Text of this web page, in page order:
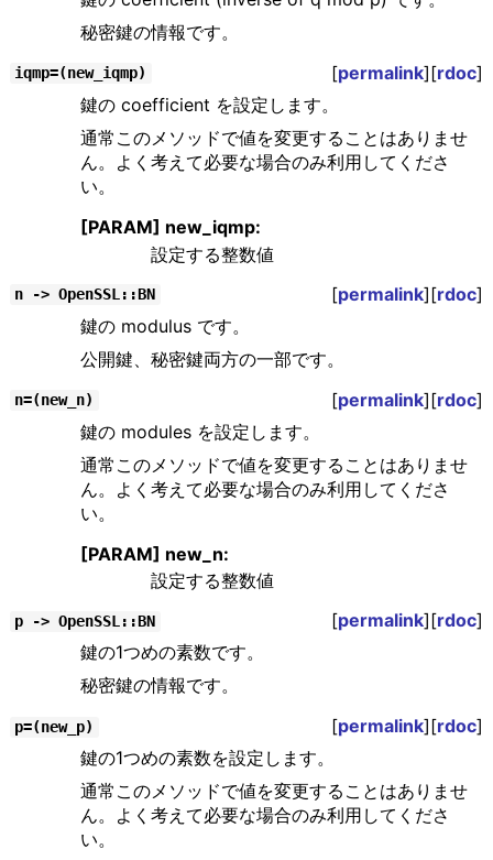
秘密鍵の情報です。
iqmp=(new_iqmp) [permalink][rdoc]
鍵の coefficient を設定します。
通常このメソッドで値を変更することはありませ
ん。よく考えて必要な場合のみ利用してくださ
い。
[PARAM] new_iqmp:
設定する整数値
n -> OpenSSL::BN [permalink][rdoc]
鍵の modulus です。
公開鍵、秘密鍵両方の一部です。
n=(new_n) [permalink][rdoc]
鍵の modules を設定します。
通常このメソッドで値を変更することはありませ
ん。よく考えて必要な場合のみ利用してくださ
い。
[PARAM] new_n:
設定する整数値
p -> OpenSSL::BN [permalink][rdoc]
鍵の1つめの素数です。
秘密鍵の情報です。
p=(new_p) [permalink][rdoc]
鍵の1つめの素数を設定します。
通常このメソッドで値を変更することはありませ
ん。よく考えて必要な場合のみ利用してくださ
い。